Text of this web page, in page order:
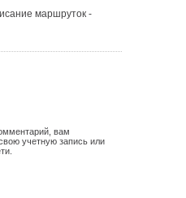
маршруток -
вам
учетную запись или